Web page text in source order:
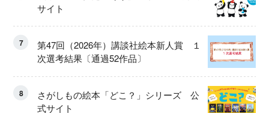
サイト
7
第47回（2026年）講談社絵本新人賞 １
次選考結果〔通過52作品〕
8
さがしもの絵本「どこ？」シリーズ 公
式サイト